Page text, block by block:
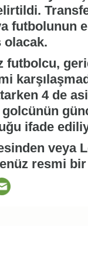
futbolunun
olacak.
futbolcu,
4 de
golcünün
ifade
veya
resmi bir